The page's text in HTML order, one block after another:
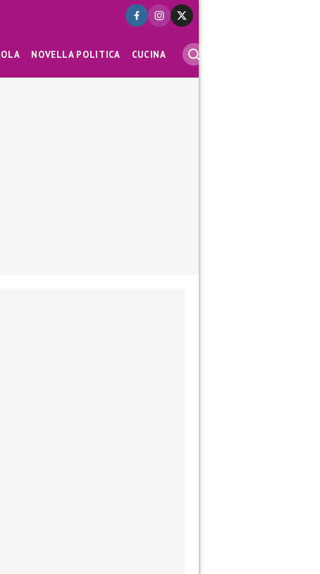
NOVELLA POLITICA CUCINA